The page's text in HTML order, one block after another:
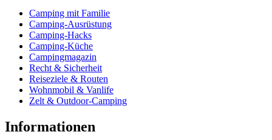
Camping mit Familie
Camping-Ausrüstung
Camping-Hacks
Camping-Küche
Campingmagazin
Recht & Sicherheit
Reiseziele & Routen
Wohnmobil & Vanlife
Zelt & Outdoor-Camping
Informationen